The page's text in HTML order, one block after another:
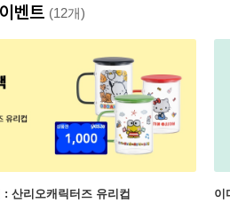
벤트 (12개)
: 산리오캐릭터즈 유리컵
이